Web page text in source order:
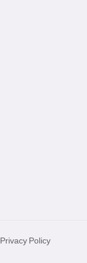
Privacy Policy